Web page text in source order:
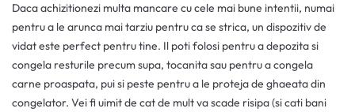
Daca achizitionezi multa mancare cu cele mai bune intentii, numai
pentru a le arunca mai tarziu pentru ca se strica, un dispozitiv de
vidat este perfect pentru tine. Il poti folosi pentru a depozita si
congela resturile precum supa, tocanita sau pentru a congela
carne proaspata, pui si peste pentru a le proteja de ghaeata din
congelator. Vei fi uimit de cat de mult va scade risipa (si cati bani